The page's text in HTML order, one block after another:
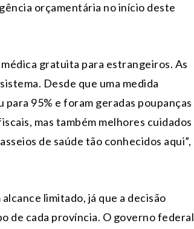
orçamentária no início deste
gratuita para estrangeiros. As
Desde que uma medida
95% e foram geradas poupanças
mas também melhores cuidados
de saúde tão conhecidos aqui”,
limitado, já que a decisão
de cada província. O governo federal